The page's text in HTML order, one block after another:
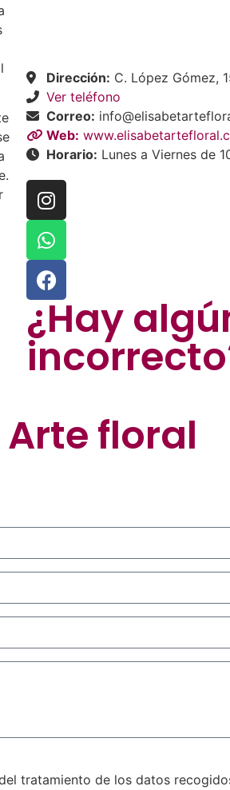
Dirección: C. López Gómez,
Ver teléfono
Correo:
Web:
Horario: Lunes a Viernes de
¿Hay
floral
tratamiento de los datos